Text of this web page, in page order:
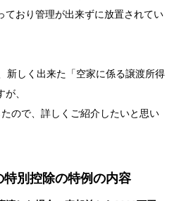
ており管理が出来ずに放置されてい
新しく出来た「空家に係る譲渡所得
、
ので、詳しくご紹介したいと思い
別控除の特例の内容